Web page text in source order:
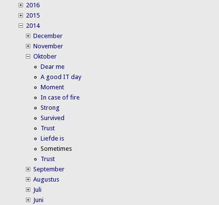
2016
2015
2014
December
November
Oktober
Dear me
A good IT day
Moment
In case of fire
Strong
Survived
Trust
Liefde is
Sometimes
Trust
September
Augustus
Juli
Juni